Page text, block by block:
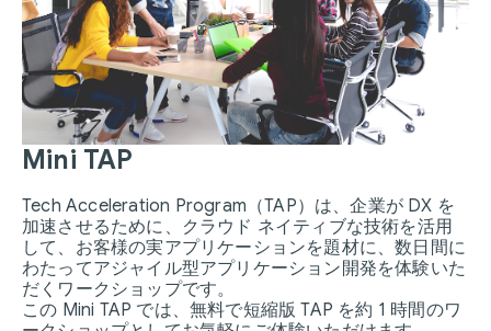
Mini TAP
Tech Acceleration Program（TAP）は、企業が DX を
加速させるために、クラウド ネイティブな技術を活用
して、お客様の実アプリケーションを題材に、数日間に
わたってアジャイル型アプリケーション開発を体験いた
だくワークショップです。
この Mini TAP では、無料で短縮版 TAP を約 1 時間のワ